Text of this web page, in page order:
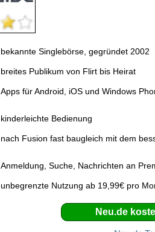
bekannte Singlebörse, gegründet 2002
breites Publikum von Flirt bis Heirat
Apps für Android, iOS und Windows
kinderleichte Bedienung
nach Fusion fast baugleich mit dem
Anmeldung, Suche, Nachrichten an
unbegrenzte Nutzung ab 19,99€ pro
Neu.de